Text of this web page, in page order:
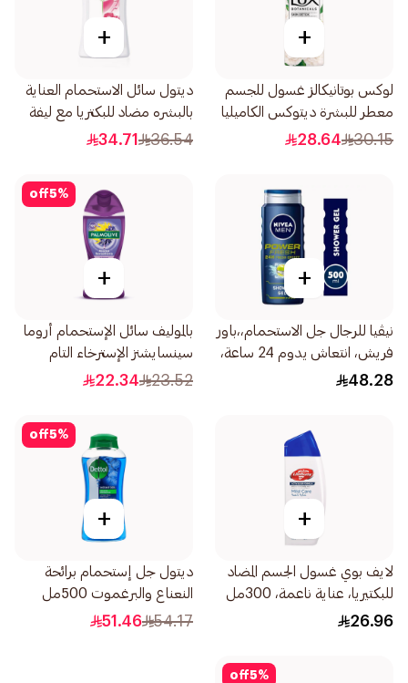
+
لوكس بوتانيكالز غسول للجسم
معطر للبشرة ديتوكس الكاميليا
والصبار 250مل
30.15
28.64
+
ديتول سائل الاستحمام العناية
بالبشره مضاد للبكتريا مع ليفة
250مل
36.54
34.71
+
نيڤيا للرجال جل الاستحمام،،باور
فريش، انتعاش يدوم 24 ساعة،
برائحة الفواكه الحمضية، 500مل
48.28
5%
off
+
بالموليف سائل الإستحمام أروما
سينسايشنز الإسترخاء التام
250مل
23.52
22.34
+
لايف بوي غسول الجسم المضاد
للبكتيريا، عناية ناعمة، 300مل
26.96
5%
off
+
ديتول جل إستحمام برائحة
النعناع والبرغموت 500مل
54.17
51.46
5%
off